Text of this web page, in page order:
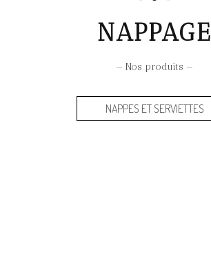
NAPPAGE
— Nos produits —
NAPPES ET SERVIETTES